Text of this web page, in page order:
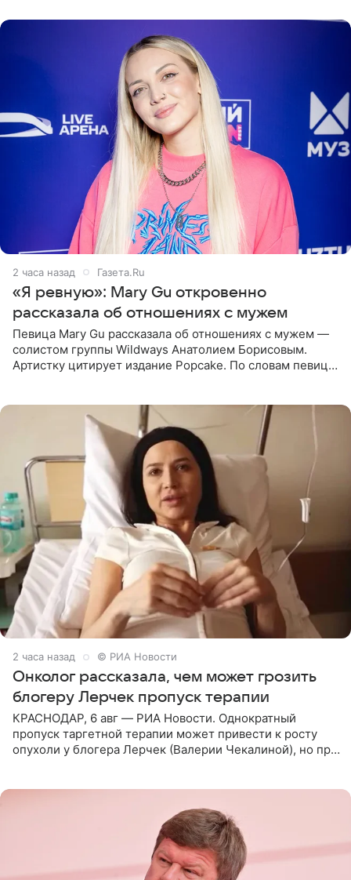
2 часа назад Газета.Ru
«Я ревную»: Mary Gu откровенно
рассказала об отношениях с мужем
Певица Mary Gu рассказала об отношениях с мужем —
солистом группы Wildways Анатолием Борисовым.
Артистку цитирует издание Popcake. По словам певицы,
2 часа назад © РИА Новости
Онколог рассказала, чем может грозить
блогеру Лерчек пропуск терапии
КРАСНОДАР, 6 авг — РИА Новости. Однократный
пропуск таргетной терапии может привести к росту
опухоли у блогера Лерчек (Валерии Чекалиной), но при